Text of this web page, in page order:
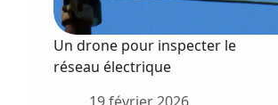
Un drone pour inspecter le
réseau électrique